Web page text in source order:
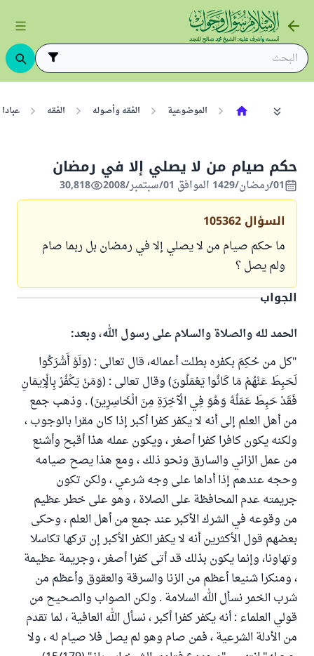
الموضوعية الفقه وأصوله الفقه
حكم صيام من لا يصلي إلا في رمضان
01/رمضان/1429 الموافق 01/سبتمبر/2008 30,818
السؤال 105362
ما حكم صيام من لا يصلي إلا في رمضان بل ربما صام
ولم يصل ؟
الجواب
الحمد لله والصلاة والسلام على رسول الله، وبعد:
"كل من حُكِمَ بكفره بطلت أعماله، قال تعالى : (وَلَوْ أَشْرَكُوا
لَحَبِطَ عَنْهُمْ مَا كَانُوا يَعْمَلُونَ) وقال تعالى : (وَمَنْ يَكْفُرْ بِالْإِيمَانِ
فَقَدْ حَبِطَ عَمَلُهُ وَهُوَ فِي الْآخِرَةِ مِنَ الْخَاسِرِينَ) . وذهب جمع
من أهل العلم إلى أنه لا يكفر كفرا أكبر إذا كان مقرا بالوجوب ،
ولكنه يكون كافرا كفرا أصغر ، ويكون عمله هذا أقبح وأشنع
من عمل الزاني والسارق ونحو ذلك ، ومع هذا يصح صيامه
وحجه عندهم إذا أداها على وجه شرعي ، ولكن تكون
جريمته عدم المحافظة على الصلاة ، وهو على خطر عظيم
من وقوعه في الشرك الأكبر عند جمع من أهل العلم ، وحكى
بعضهم قول الأكثرين أنه لا يكفر الكفر الأكبر إن تركها تكاسلا
وتهاونا، وإنما يكون بذلك قد أتى كفرا أصغر ، وجريمة عظيمة
، ومنكرا شنيعا أعظم من الزنا والسرقة والعقوق وأعظم من
شرب الخمر نسأل الله السلامة . ولكن الصواب والصحيح من
قولي العلماء : أنه يكفر كفرا أكبر ، نسأل الله العافية ، لما تقدم
من الأدلة الشرعية ، فمن صام وهو لم يصل فلا صيام له ، ولا